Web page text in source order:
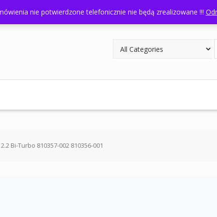
nie potwierdzone telefonicznie nie będą zrealizowane !!!
otwarcia: 8:00- 16:00
Bi-Turbo 810357-002 810356-001